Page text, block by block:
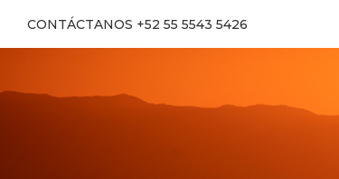
CONTÁCTANOS +52 55 5543 5426